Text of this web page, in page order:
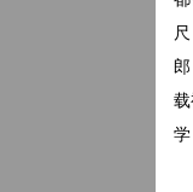
学